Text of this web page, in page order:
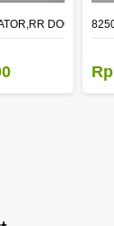
DOOR